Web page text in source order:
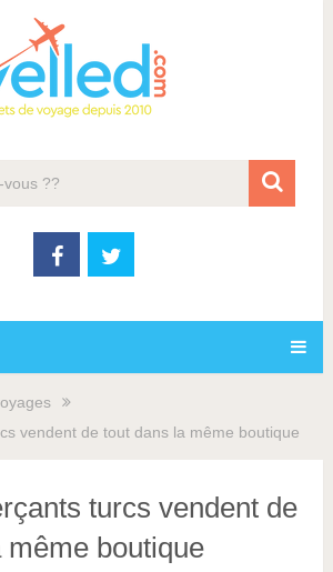
vendent de tout dans la même boutique
turcs vendent de
boutique